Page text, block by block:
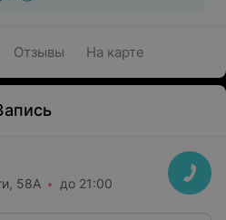
Отзывы На карте
58А до 21:00